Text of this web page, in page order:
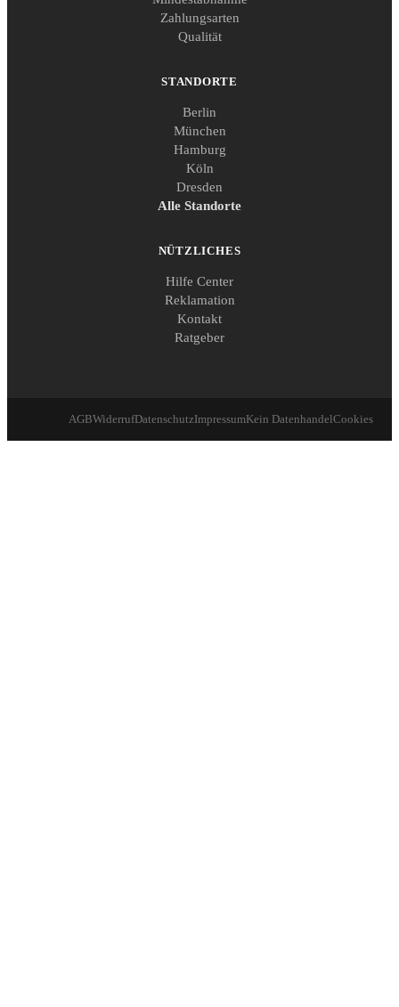
Zahlungsarten
Qualität
STANDORTE
Berlin
München
Hamburg
Köln
Dresden
Alle Standorte
NÜTZLICHES
Hilfe Center
Reklamation
Kontakt
Ratgeber
AGBWiderrufDatenschutzImpressumKein DatenhandelCookies